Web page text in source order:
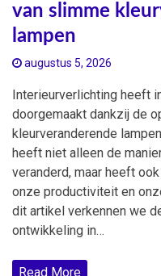
van slimme
lampen
augustus 5, 2026
Interieurverlichting heeft
doorgemaakt dankzij de
kleurveranderende
heeft niet alleen de
veranderd, maar heeft
onze productiviteit en
dit artikel verkennen we
ontwikkeling in…
Read More